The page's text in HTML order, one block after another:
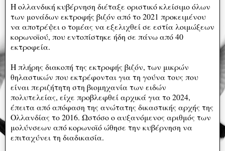
Η ολλανδική κυβέρνηση διέταξε οριστικό κλείσιμο όλων
των μονάδων εκτροφής βιζόν από το 2021 προκειμένου
να αποτρέψει ο τομέας να εξελιχθεί σε εστία λοιμώξεων
κορωνοϊού, που εντοπίστηκε ήδη σε πάνω από 40
εκτροφεία.
Η πλήρης διακοπή της εκτροφής βιζόν, των μικρών
θηλαστικών που εκτρέφονται για τη γούνα τους που
είναι περιζήτητη στη βιομηχανία των ειδών
πολυτελείας, είχε προβλεφθεί αρχικά για το 2024,
έπειτα από απόφαση της ανώτατης δικαστικής αρχής της
Ολλανδίας το 2016. Ωστόσο ο αυξανόμενος αριθμός των
μολύνσεων από κορωνοϊό ώθησε την κυβέρνηση να
επιταχύνει τη διαδικασία.